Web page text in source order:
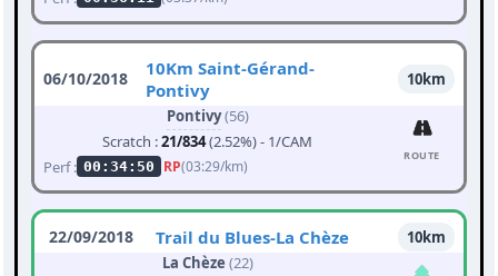
06/10/2018
10Km Saint-Gérand-
Pontivy
10km
Pontivy(56)
Scratch :21/834(2.52%) - 1/CAM
Perf : 00:34:50 RP(03:29/km)
ROUTE
22/09/2018 Trail du Blues-La Chèze
10km
La Chèze (22)